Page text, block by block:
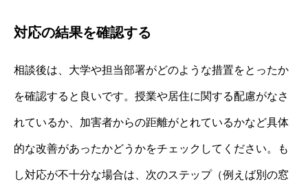
対応の結果を確認する
相談後は、大学や担当部署がどのような措置をとったか
を確認すると良いです。授業や居住に関する配慮がなさ
れているか、加害者からの距離がとれているかなど具体
的な改善があったかどうかをチェックしてください。も
し対応が不十分な場合は、次のステップ（例えば別の窓